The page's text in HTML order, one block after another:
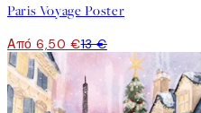
Paris Voyage Poster
Από 6,50 €13 €